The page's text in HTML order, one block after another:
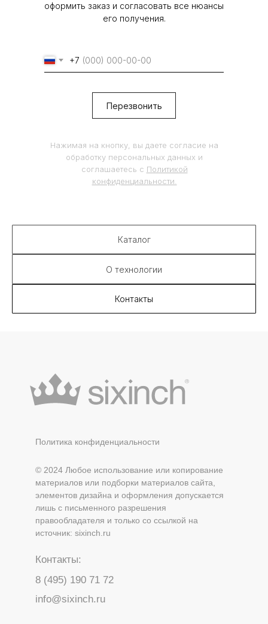
+7
Перезвонить
оформить заказ и согласовать все нюансы
его получения.
Нажимая на кнопку, вы даете согласие на
обработку персональных данных и
соглашаетесь c Политикой
конфиденциальности.
Каталог
О технологии
Контакты
материалов или подборки материалов сайта,
элементов дизайна и оформления допускается
info@sixinch.ru